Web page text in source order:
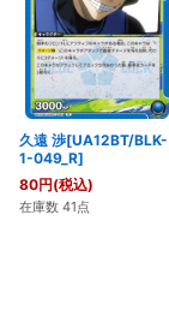
久遠 渉[UA12BT/BLK-
1-049_R]
80円(税込)
在庫数 41点